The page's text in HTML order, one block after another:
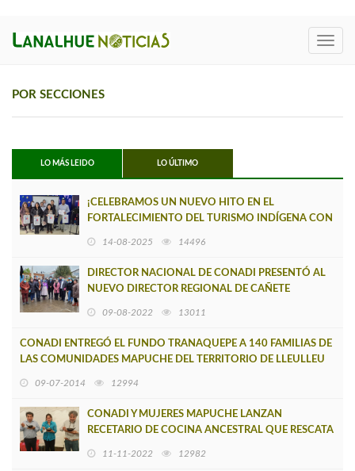
POR SECCIONES
LO MÁS LEIDO LO ÚLTIMO
¡CELEBRAMOS UN NUEVO HITO EN EL
FORTALECIMIENTO DEL TURISMO INDÍGENA CON
14-08-2025 14496
DIRECTOR NACIONAL DE CONADI PRESENTÓ AL
NUEVO DIRECTOR REGIONAL DE CAÑETE
09-08-2022 13011
CONADI ENTREGÓ EL FUNDO TRANAQUEPE A 140 FAMILIAS DE
LAS COMUNIDADES MAPUCHE DEL TERRITORIO DE LLEULLEU
09-07-2014 12994
CONADI Y MUJERES MAPUCHE LANZAN
RECETARIO DE COCINA ANCESTRAL QUE RESCATA
11-11-2022 12982